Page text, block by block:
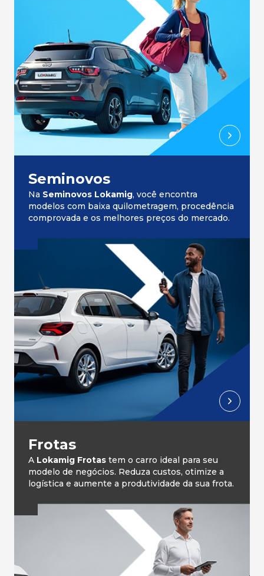
Seminovos
Na Seminovos Lokamig, você encontra
modelos com baixa quilometragem, procedência
comprovada e os melhores preços do mercado.
Frotas
A Lokamig Frotas tem o carro ideal para seu
modelo de negócios. Reduza custos, otimize a
logística e aumente a produtividade da sua frota.